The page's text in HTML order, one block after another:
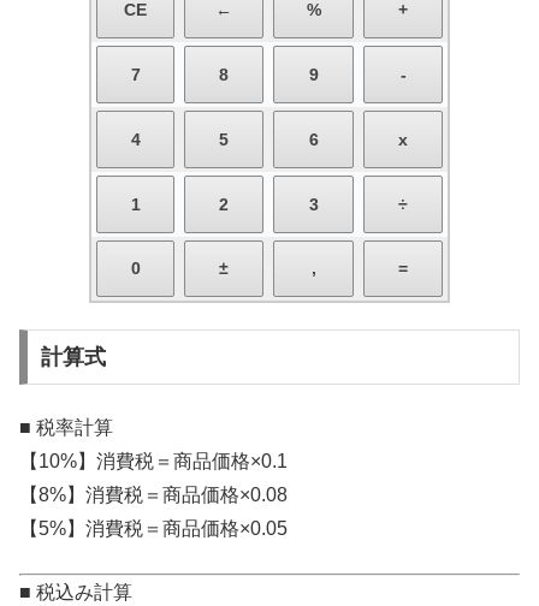
計算式
■ 税率計算
【10%】消費税＝商品価格×0.1
【8%】消費税＝商品価格×0.08
【5%】消費税＝商品価格×0.05
■ 税込み計算